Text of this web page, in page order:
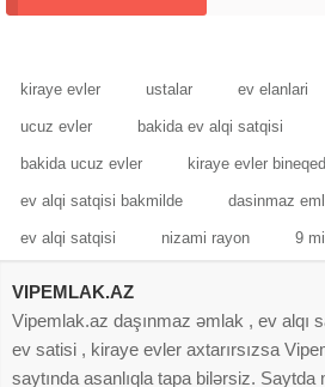
kiraye evler ustalar ev elanlari
ucuz evler bakida ev alqi satqisi
bakida ucuz evler kiraye evler
ev alqi satqisi bakmilde dasinmaz
ev alqi satqisi nizami rayon 9
VIPEMLAK.AZ
Vipemlak.az daşınmaz əmlak , ev alqı
ev satisi , kiraye evler axtarırsızsa
saytında asanlıqla tapa bilərsiz.